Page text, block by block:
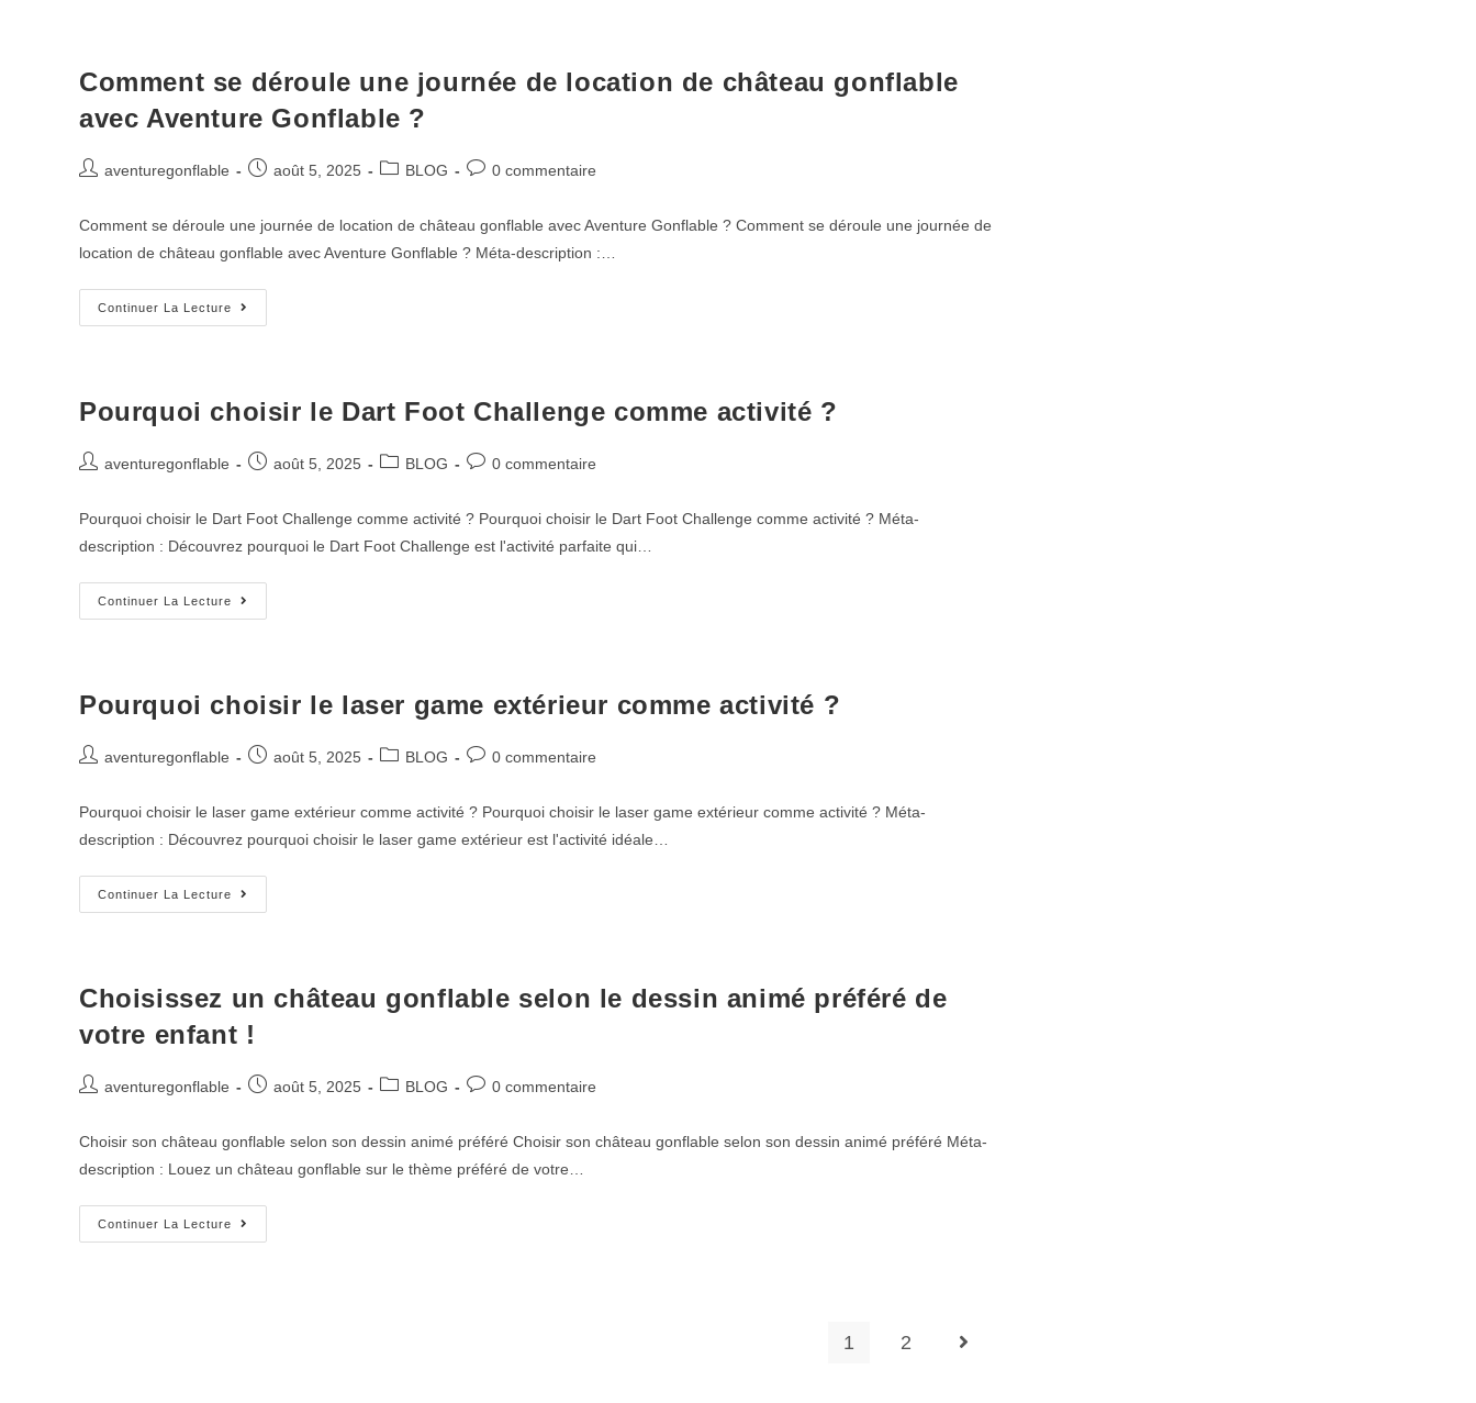
Comment se déroule une journée de location de château gonflable
avec Aventure Gonflable ?
aventuregonflable août 5, 2025 BLOG 0 commentaire
Comment se déroule une journée de location de château gonflable avec Aventure Gonflable ? Comment se déroule une journée de
location de château gonflable avec Aventure Gonflable ? Méta-description :…
Continuer La Lecture
Pourquoi choisir le Dart Foot Challenge comme activité ?
aventuregonflable août 5, 2025 BLOG 0 commentaire
Pourquoi choisir le Dart Foot Challenge comme activité ? Pourquoi choisir le Dart Foot Challenge comme activité ? Méta-
description : Découvrez pourquoi le Dart Foot Challenge est l'activité parfaite qui…
Continuer La Lecture
Pourquoi choisir le laser game extérieur comme activité ?
aventuregonflable août 5, 2025 BLOG 0 commentaire
Pourquoi choisir le laser game extérieur comme activité ? Pourquoi choisir le laser game extérieur comme activité ? Méta-
description : Découvrez pourquoi choisir le laser game extérieur est l'activité idéale…
Continuer La Lecture
Choisissez un château gonflable selon le dessin animé préféré de
votre enfant !
aventuregonflable août 5, 2025 BLOG 0 commentaire
Choisir son château gonflable selon son dessin animé préféré Choisir son château gonflable selon son dessin animé préféré Méta-
description : Louez un château gonflable sur le thème préféré de votre…
Continuer La Lecture
1 2